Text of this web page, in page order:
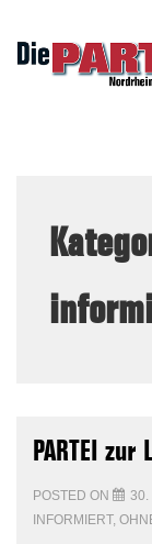
Skip
PARTEI
POSTED ON 30.
INFORMIERT,